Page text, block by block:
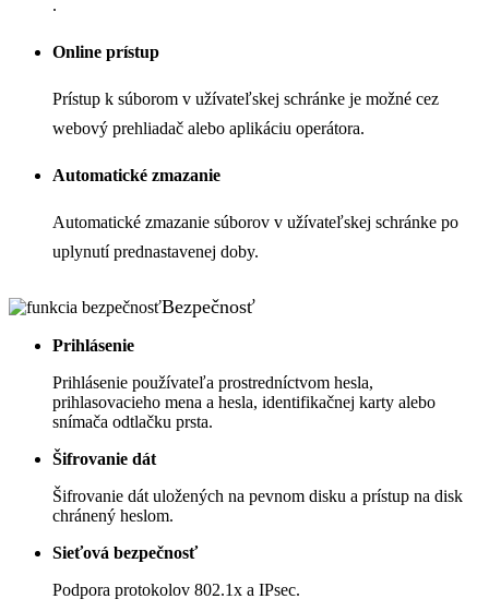
.
Online prístup
Prístup k súborom v užívateľskej schránke je možné cez
webový prehliadač alebo aplikáciu operátora.
Automatické zmazanie
Automatické zmazanie súborov v užívateľskej schránke po
uplynutí prednastavenej doby.
Bezpečnosť
Prihlásenie
Prihlásenie používateľa prostredníctvom hesla,
prihlasovacieho mena a hesla, identifikačnej karty alebo
snímača odtlačku prsta.
Šifrovanie dát
Šifrovanie dát uložených na pevnom disku a prístup na disk
chránený heslom.
Sieťová bezpečnosť
Podpora protokolov 802.1x a IPsec.